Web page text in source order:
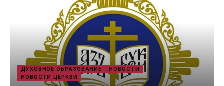
ДУХОВНОЕ ОБРАЗОВАНИЕ
НОВОСТИ
НОВОСТИ ЦЕРКВИ